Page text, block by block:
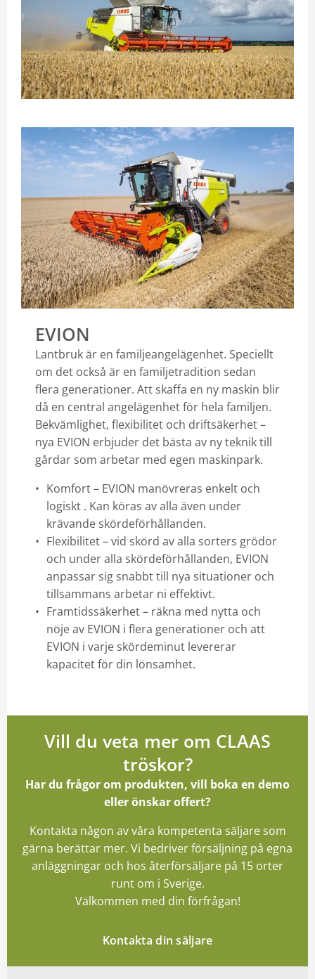
EVION
Lantbruk är en familjeangelägenhet. Speciellt
om det också är en familjetradition sedan
flera generationer. Att skaffa en ny maskin blir
då en central angelägenhet för hela familjen.
Bekvämlighet, flexibilitet och driftsäkerhet –
nya EVION erbjuder det bästa av ny teknik till
gårdar som arbetar med egen maskinpark.
Komfort – EVION manövreras enkelt och
logiskt . Kan köras av alla även under
krävande skördeförhållanden.
Flexibilitet – vid skörd av alla sorters grödor
och under alla skördeförhållanden, EVION
anpassar sig snabbt till nya situationer och
tillsammans arbetar ni effektivt.
Framtidssäkerhet – räkna med nytta och
nöje av EVION i flera generationer och att
EVION i varje skördeminut levererar
kapacitet för din lönsamhet.
Vill du veta mer om CLAAS
tröskor?
Har du frågor om produkten, vill boka en demo
eller önskar offert?
Kontakta någon av våra kompetenta säljare som
gärna berättar mer. Vi bedriver försäljning på egna
anläggningar och hos återförsäljare på 15 orter
runt om i Sverige.
Välkommen med din förfrågan!
Kontakta din säljare